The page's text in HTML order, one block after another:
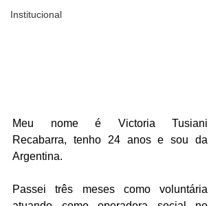
Institucional
Meu nome é Victoria Tusiani
Recabarra, tenho 24 anos e sou da
Argentina.
Passei três meses como voluntária